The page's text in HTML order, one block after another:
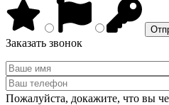
Заказать звонок
Пожалуйста, докажите, что вы